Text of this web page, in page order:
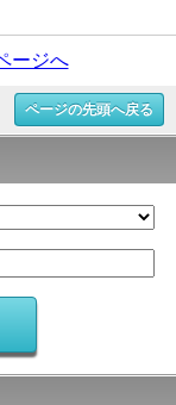
ージへ
ページの先頭へ戻る